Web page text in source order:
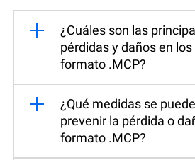
¿Cuáles son las
pérdidas y daños en
formato .MCP?
¿Qué medidas se
prevenir la pérdida o
formato .MCP?